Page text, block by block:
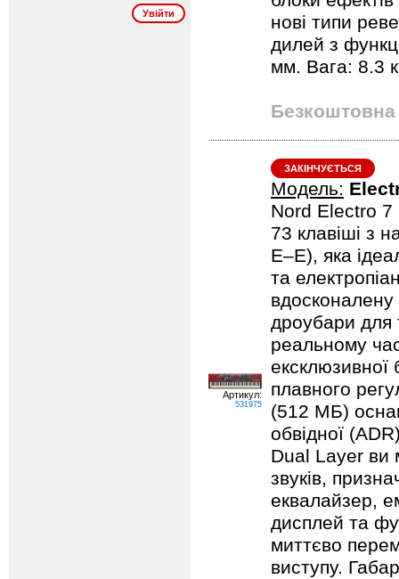
нові типи
дилей з
мм. Вага: 8.3
Безкоштовна
Артикул:
531975
ЗАКІНЧУЄТЬСЯ
Модель:
Nord Electro 7
73 клавіші з
E–E), яка
та
дроубари для
реальному
ексклюзивної
плавного
(512 МБ)
обвідної
Dual Layer ви
звуків,
еквалайзер,
дисплей та
миттєво
виступу.